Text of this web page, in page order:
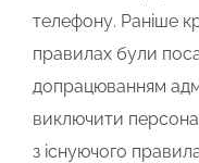
телефону. Раніше
правилах були
допрацюванням
виключити
з існуючого